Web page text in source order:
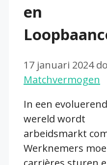
en
17 januari 2024
Matchvermogen
In een
wereld wordt
arbeidsmarkt
Werknemers